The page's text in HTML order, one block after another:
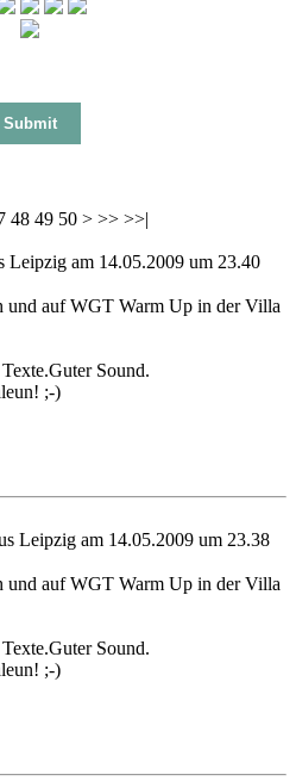
48 49 50 > >> >>|
Leipzig am 14.05.2009 um 23.40
und auf WGT Warm Up in der Villa
Sound.
;-)
Leipzig am 14.05.2009 um 23.38
und auf WGT Warm Up in der Villa
Sound.
;-)